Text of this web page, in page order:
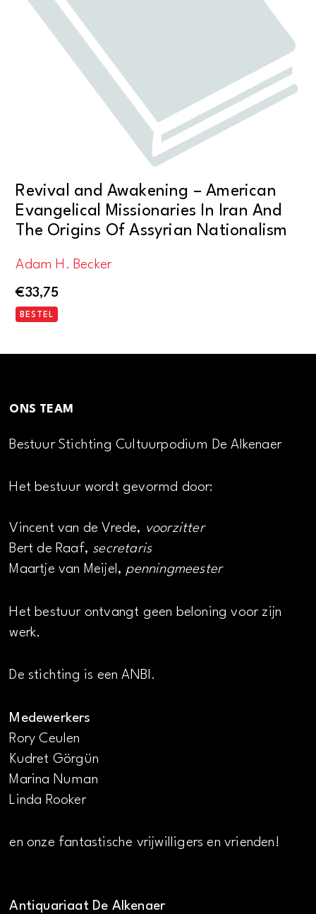
Revival and Awakening – American
Evangelical Missionaries In Iran And
The Origins Of Assyrian Nationalism
Adam H. Becker
€33,75
BESTEL
ONS TEAM
Bestuur Stichting Cultuurpodium De Alkenaer
Het bestuur wordt gevormd door:
Vincent van de Vrede, voorzitter
Bert de Raaf, secretaris
Maartje van Meijel, penningmeester
Het bestuur ontvangt geen beloning voor zijn
werk.
De stichting is een ANBI.
Medewerkers
Rory Ceulen
Kudret Görgün
Marina Numan
Linda Rooker
en onze fantastische vrijwilligers en vrienden!
Antiquariaat De Alkenaer